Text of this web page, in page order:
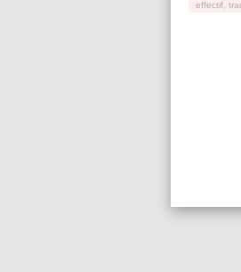
effectif,